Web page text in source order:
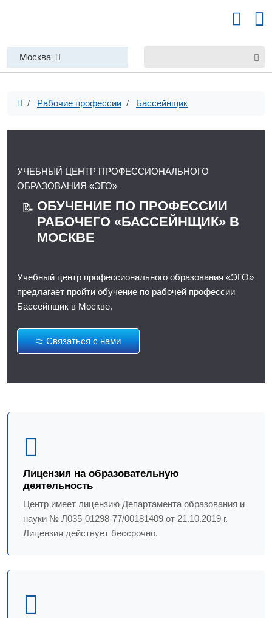
Москва
Рабочие профессии Бассейнщик
УЧЕБНЫЙ ЦЕНТР ПРОФЕССИОНАЛЬНОГО
ОБРАЗОВАНИЯ «ЭГО»
📝 ОБУЧЕНИЕ ПО ПРОФЕССИИ
РАБОЧЕГО «БАССЕЙНЩИК» В
МОСКВЕ
Учебный центр профессионального образования «ЭГО»
предлагает пройти обучение по рабочей профессии
Бассейнщик в Москве.
Связаться с нами
Лицензия на образовательную
деятельность
Центр имеет лицензию Департамента образования и
науки № Л035-01298-77/00181409 от 21.10.2019 г.
Лицензия действует бессрочно.